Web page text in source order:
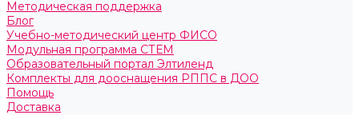
Методическая поддержка
Блог
Учебно-методический центр ФИСО
Модульная программа СТЕМ
Образовательный портал Элтиленд
Комплекты для дооснащения РППС в ДОО
Помощь
Доставка